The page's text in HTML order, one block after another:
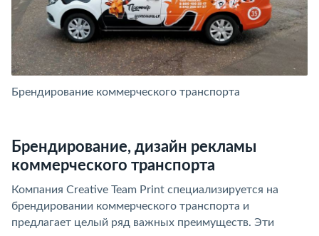
Брендирование коммерческого транспорта
Брендирование, дизайн рекламы
коммерческого транспорта
Компания Creative Team Print специализируется на
брендировании коммерческого транспорта и
предлагает целый ряд важных преимуществ. Эти